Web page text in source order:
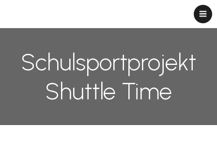
Schulsportprojekt
Shuttle Time